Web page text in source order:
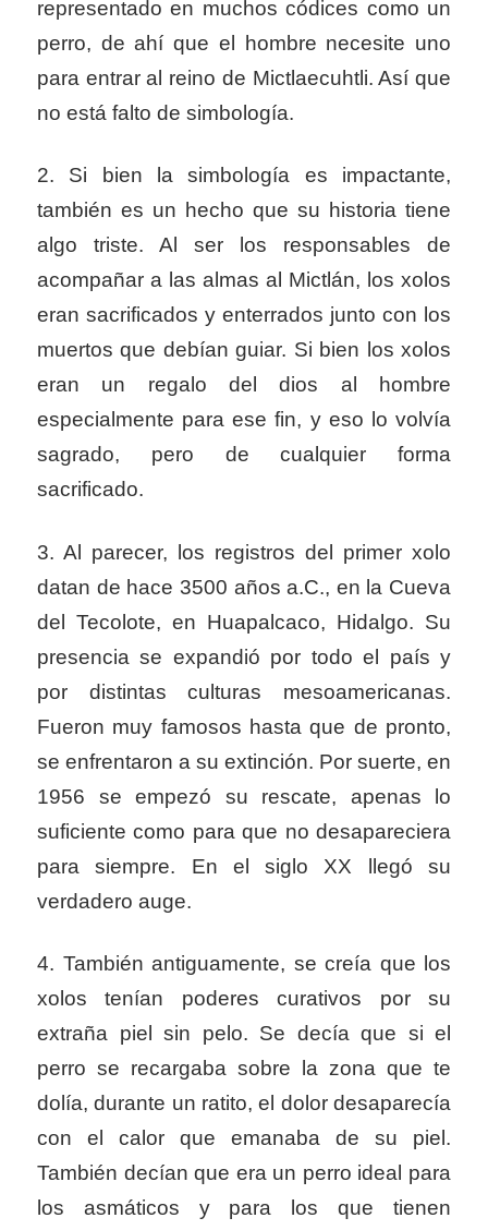
representado en muchos códices como un
perro, de ahí que el hombre necesite uno
para entrar al reino de Mictlaecuhtli. Así que
no está falto de simbología.
2. Si bien la simbología es impactante,
también es un hecho que su historia tiene
algo triste. Al ser los responsables de
acompañar a las almas al Mictlán, los xolos
eran sacrificados y enterrados junto con los
muertos que debían guiar. Si bien los xolos
eran un regalo del dios al hombre
especialmente para ese fin, y eso lo volvía
sagrado, pero de cualquier forma
sacrificado.
3. Al parecer, los registros del primer xolo
datan de hace 3500 años a.C., en la Cueva
del Tecolote, en Huapalcaco, Hidalgo. Su
presencia se expandió por todo el país y
por distintas culturas mesoamericanas.
Fueron muy famosos hasta que de pronto,
se enfrentaron a su extinción. Por suerte, en
1956 se empezó su rescate, apenas lo
suficiente como para que no desapareciera
para siempre. En el siglo XX llegó su
verdadero auge.
4. También antiguamente, se creía que los
xolos tenían poderes curativos por su
extraña piel sin pelo. Se decía que si el
perro se recargaba sobre la zona que te
dolía, durante un ratito, el dolor desaparecía
con el calor que emanaba de su piel.
También decían que era un perro ideal para
los asmáticos y para los que tienen